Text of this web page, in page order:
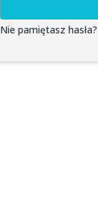
Nie pamiętasz hasła?